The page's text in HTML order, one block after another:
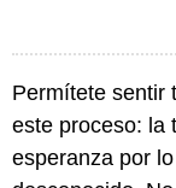
Permítete sentir
este proceso: la
esperanza por